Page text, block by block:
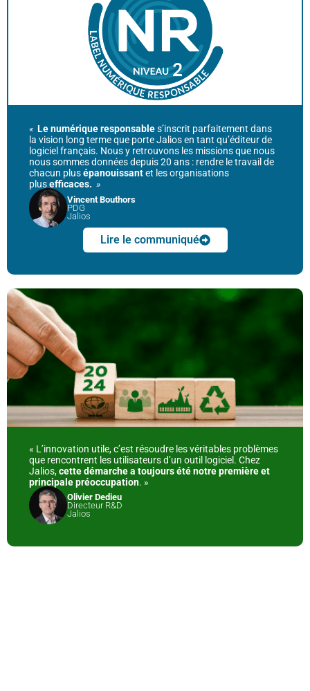
« Le numérique responsables’inscrit parfaitement dans
la vision long terme que porte Jalios en tant qu’éditeur de
logiciel français. Nous y retrouvons les missions que nous
nous sommes données depuis 20 ans : rendre le travail de
chacun plusépanouissantet les organisations
plusefficaces. »
Vincent Bouthors
PDG
Jalios
Lire le communiqué
« L’innovation utile, c’est résoudre les véritables problèmes
que rencontrent les utilisateurs d’un outil logiciel. Chez
Jalios,cette démarche a toujours été notre première et
principale préoccupation. »
Olivier Dedieu
Directeur R&D
Jalios